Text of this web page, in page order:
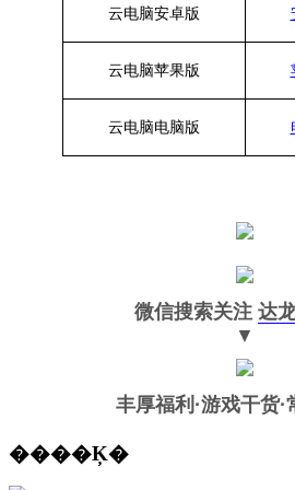
云电脑安卓版
云电脑苹果版
云电脑电脑版
微信搜索关注 达
▼
丰厚福利 ·游戏干货
����Ķ�